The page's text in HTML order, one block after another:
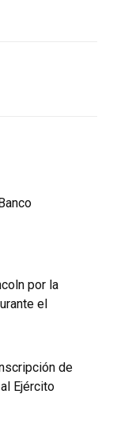
por la
el
de
Ejército